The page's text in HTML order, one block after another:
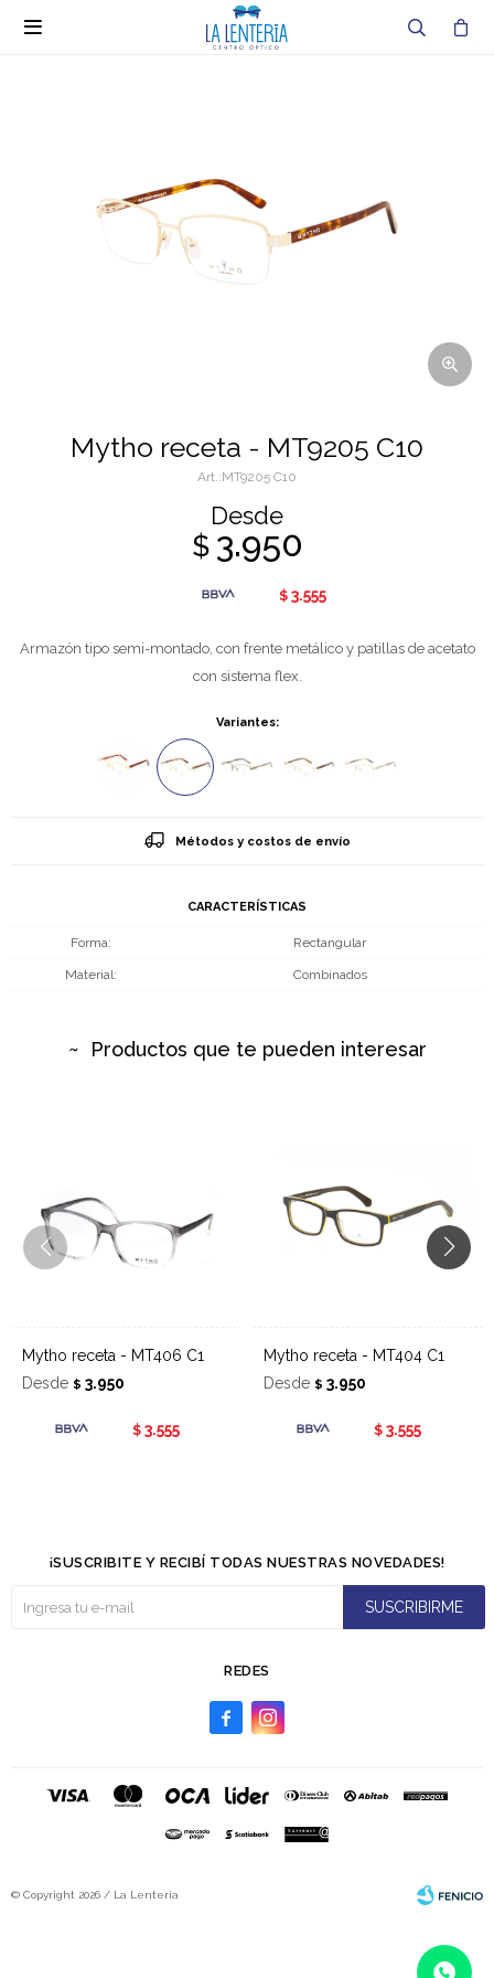

Mytho receta - MT9205 C10
MT9205 C10
Desde
$ 3.950
$ 3.555
Armazón tipo semi-montado, con frente metálico y patillas de acetato
con sistema flex.
Variantes:
Métodos y costos de envío
CARACTERÍSTICAS
Forma Rectangular
Material Combinados
Productos que te pueden interesar
Mytho receta - MT406 C1
Desde $ 3.950
$ 3.555
Mytho receta - MT404 C1
Desde $ 3.950
$ 3.555
REDES
 
¡SUSCRIBITE Y RECIBÍ TODAS NUESTRAS NOVEDADES!
SUSCRIBIRME
© Copyright 2026 / La Lenteria